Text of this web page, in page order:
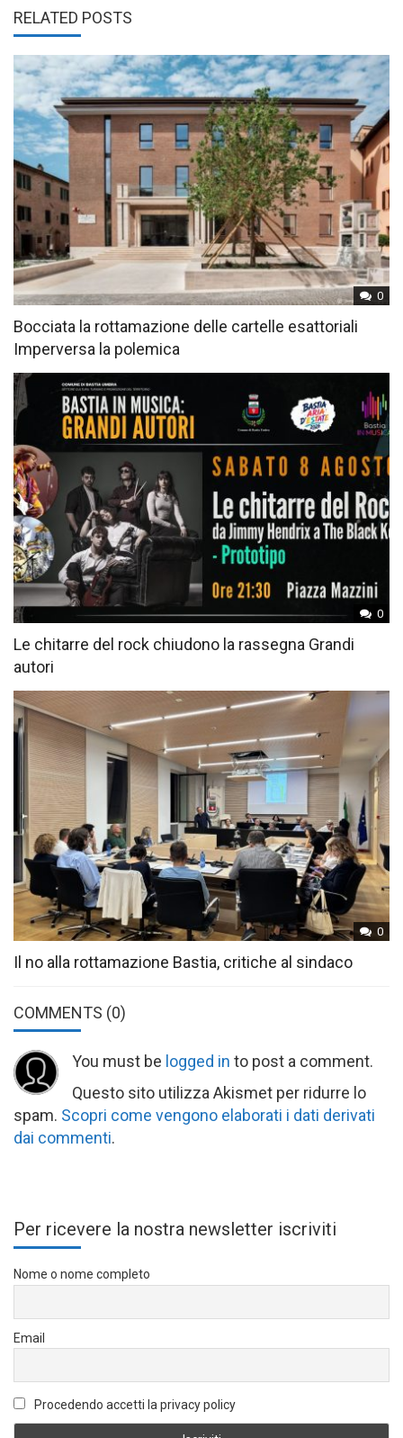
RELATED POSTS
0
Bocciata la rottamazione delle cartelle esattoriali
Imperversa la polemica
0
Le chitarre del rock chiudono la rassegna Grandi
autori
0
Il no alla rottamazione Bastia, critiche al sindaco
COMMENTS (0)
You must be logged in to post a comment.
Questo sito utilizza Akismet per ridurre lo
spam. Scopri come vengono elaborati i dati derivati
dai commenti.
Per ricevere la nostra newsletter iscriviti
Nome o nome completo
Email
Procedendo accetti la privacy policy